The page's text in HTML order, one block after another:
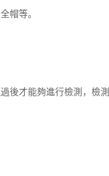
帽等。
後才能夠進行檢測，檢